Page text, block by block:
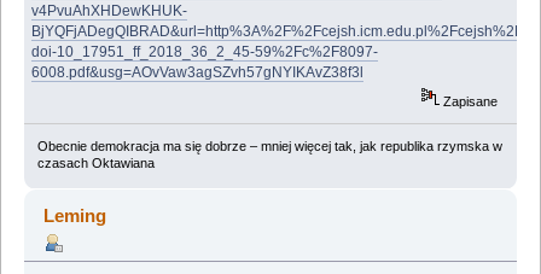
v4PvuAhXHDewKHUK-
doi-10_17951_ff_2018_36_2_45-59%2Fc%2F8097-
6008.pdf&usg=AOvVaw3agSZvh57gNYIKAvZ38f3l
Zapisane
Obecnie demokracja ma się dobrze – mniej więcej tak, jak republika rzymska w
czasach Oktawiana
Leming